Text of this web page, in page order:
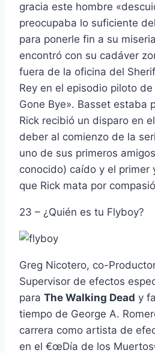
gracia este hombre
preocupaba lo suficiente
para ponerle fin a su
encontró con su cadáver
fuera de la oficina del
Rey en el episodio piloto
Gone Bye». Basset estaba
Rick recibió un disparo en
deber al comienzo de la
uno de sus primeros
conocido) caí­do y el primer
que Rick mata por
23 – ¿Quién es tu Flyboy?
Greg Nicotero, co-
Supervisor de efectos
para The Walking Dead y
tiempo de George A.
carrera como artista de
en el €œDí­a de los